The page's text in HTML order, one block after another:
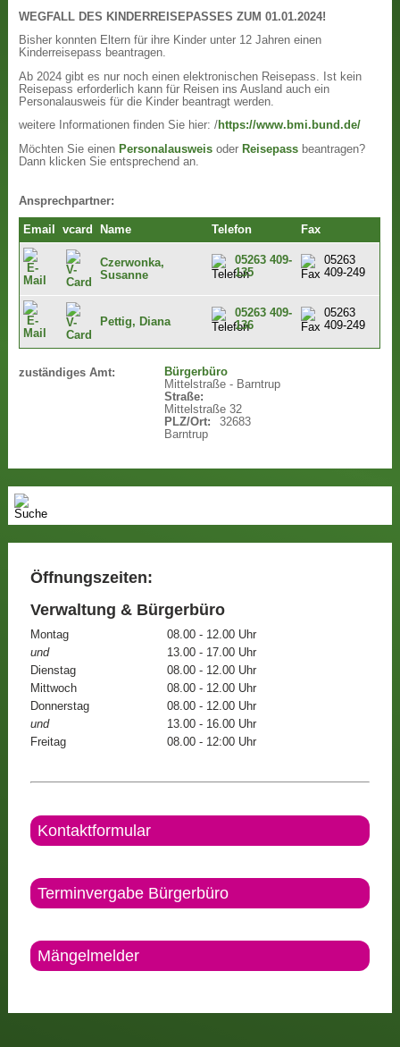
WEGFALL DES KINDERREISEPASSES ZUM 01.01.2024!
Bisher konnten Eltern für ihre Kinder unter 12 Jahren einen
Kinderreisepass beantragen.
Ab 2024 gibt es nur noch einen elektronischen Reisepass. Ist kein
Reisepass erforderlich kann für Reisen ins Ausland auch ein
Personalausweis für die Kinder beantragt werden.
weitere Informationen finden Sie hier: /https://www.bmi.bund.de/
Möchten Sie einen Personalausweisoder Reisepass beantragen?
Dann klicken Sie entsprechend an.
Ansprechpartner:
Email vcard Name Telefon Fax
Czerwonka,
Susanne
05263 409-
135
05263
409-249
Pettig, Diana
05263 409-
136
05263
409-249
zuständiges Amt:
Bürgerbüro
Mittelstraße - Barntrup
Straße:
Mittelstraße 32
PLZ/Ort:
32683
Barntrup
Öffnungszeiten:
Verwaltung & Bürgerbüro
Montag
08.00 - 12.00 Uhr
und
13.00 - 17.00 Uhr
Dienstag
08.00 - 12.00 Uhr
Mittwoch
08.00 - 12.00 Uhr
Donnerstag
08.00 - 12.00 Uhr
und
13.00 - 16.00 Uhr
Freitag
08.00 - 12:00 Uhr
Kontaktformular
Terminvergabe Bürgerbüro
Mängelmelder